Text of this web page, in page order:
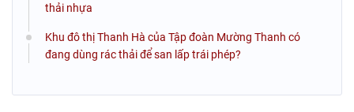
thải nhựa
Khu đô thị Thanh Hà của Tập đoàn Mường Thanh có
đang dùng rác thải để san lấp trái phép?